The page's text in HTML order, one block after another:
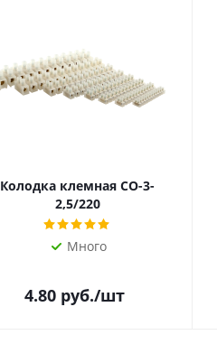
Колодка клемная СО-3-
2,5/220
Много
4.80руб./шт